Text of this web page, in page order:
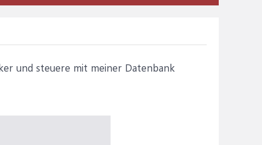
und steuere mit meiner Datenbank